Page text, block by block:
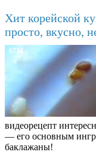
Хит корейской
просто, вкусно,
6734
видеорецепт
— его основным
баклажаны!